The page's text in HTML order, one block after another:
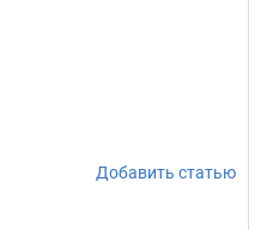
Добавить статью